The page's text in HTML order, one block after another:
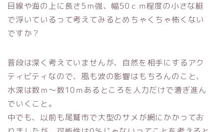
目線や海の上に長さ5ｍ強、幅50ｃｍ程度の小さな艇
で浮いているって考えてみるとめちゃくちゃ怖くない
ですか？
普段は深く考えていませんが、自然を相手にするアク
ティビティなので、風も波の影響はもちろんのこと、
水深は数ｍ～数10ｍあるところを人力だけで漕ぎ進ん
でいくこと。
中でも、以前も尾鷲市で大型のサメが網にかかってお